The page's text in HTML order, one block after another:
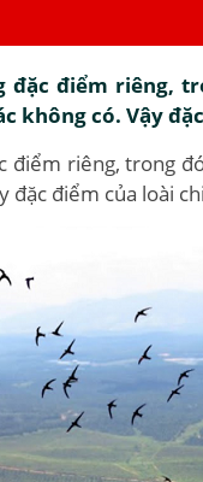
đặc điểm riêng,
không có. Vậy
điểm riêng, trong
đặc điểm của loài